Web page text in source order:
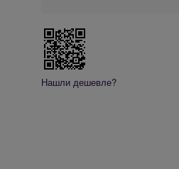
Нашли дешевле?